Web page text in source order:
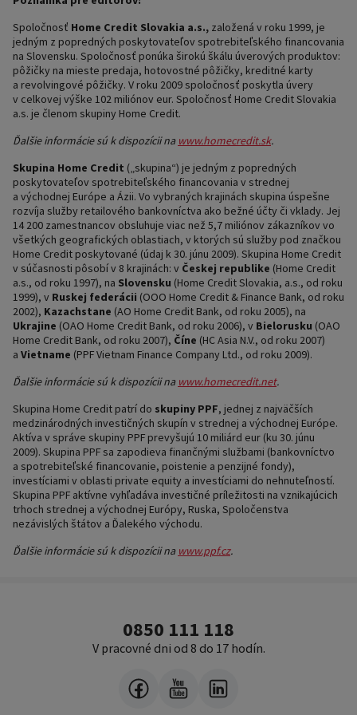
Spoločnosť Home Credit Slovakia a.s., založená v roku 1999, je
jedným z popredných poskytovateľov spotrebiteľského financovania
na Slovensku. Spoločnosť ponúka širokú škálu úverových produktov:
pôžičky na mieste predaja, hotovostné pôžičky, kreditné karty
a revolvingové pôžičky. V roku 2009 spoločnosť poskytla úvery
v celkovej výške 102 miliónov eur. Spoločnosť Home Credit Slovakia
a.s. je členom skupiny Home Credit.
Ďalšie informácie sú k dispozícii na www.homecredit.sk.
Skupina Home Credit („skupina“) je jedným z popredných
poskytovateľov spotrebiteľského financovania v strednej
a východnej Európe a Ázii. Vo vybraných krajinách skupina úspešne
rozvíja služby retailového bankovníctva ako bežné účty či vklady. Jej
14 200 zamestnancov obsluhuje viac než 5,7 miliónov zákazníkov vo
všetkých geografických oblastiach, v ktorých sú služby pod značkou
Home Credit poskytované (údaj k 30. júnu 2009). Skupina Home Credit
v súčasnosti pôsobí v 8 krajinách: v Českej republike (Home Credit
a.s., od roku 1997), na Slovensku (Home Credit Slovakia, a.s., od roku
1999), v Ruskej federácii (OOO Home Credit & Finance Bank, od roku
2002), Kazachstane (AO Home Credit Bank, od roku 2005), na
Ukrajine (OAO Home Credit Bank, od roku 2006), v Bielorusku (OAO
Home Credit Bank, od roku 2007), Číne (HC Asia N.V., od roku 2007)
a Vietname (PPF Vietnam Finance Company Ltd., od roku 2009).
Ďalšie informácie sú k dispozícii na www.homecredit.net.
Skupina Home Credit patrí do skupiny PPF, jednej z najväčších
medzinárodných investičných skupín v strednej a východnej Európe.
Aktíva v správe skupiny PPF prevyšujú 10 miliárd eur (ku 30. júnu
2009). Skupina PPF sa zapodieva finančnými službami (bankovníctvo
a spotrebiteľské financovanie, poistenie a penzijné fondy),
investíciami v oblasti private equity a investíciami do nehnuteľností.
Skupina PPF aktívne vyhľadáva investičné príležitosti na vznikajúcich
trhoch strednej a východnej Európy, Ruska, Spoločenstva
nezávislých štátov a Ďalekého východu.
Ďalšie informácie sú k dispozícii na www.ppf.cz.
0850 111 118
V pracovné dni od 8 do 17 hodín.